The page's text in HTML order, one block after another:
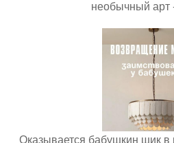
необычный арт
Оказывается бабушкин шик